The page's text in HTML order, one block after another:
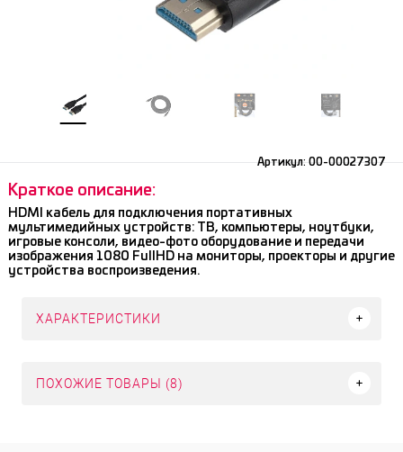
Артикул:00-00027307
Краткое описание:
HDMI кабель для подключения портативных
мультимедийных устройств: ТВ, компьютеры, ноутбуки,
игровые консоли, видео-фото оборудование и передачи
изображения 1080 FullHD на мониторы, проекторы и другие
устройства воспроизведения.
ХАРАКТЕРИСТИКИ
ПОХОЖИЕ ТОВАРЫ (8)